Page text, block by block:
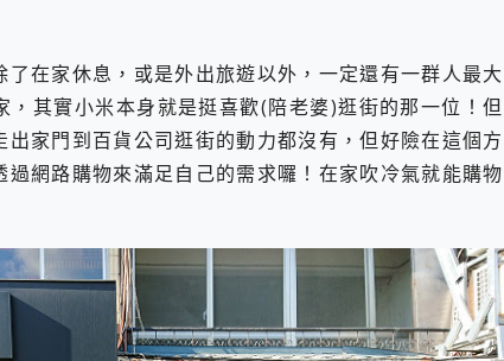
都能充 ONPRO MagReact M5 10000mAh 5合1 磁吸無線急
【電急便｜行動儲能救車電源】 可靠的旅行夥伴！帶給您
機超多用途「MSI微星 Modern MD272UPSW 27型」 4K
軍規、冰感變色實測，realme 14 5G 遊戲戰鬥值爆表，效能
、AirPods耳機 三個設備充電一起搞定 ONPRO
FreeArc」開放式耳掛耳機，無感配戴! 超穩超服貼，音質
競掌機 最完美的家 MSI Nest Docking Station 掌機專屬擴
中嘉寬頻 SoundBox 劇院串流盒 開箱 評測
機降臨~ vivo X200 Pro、vivo X200 就是這麼好拍
免費線上去聲器一鍵去除人聲 人聲 音樂分離 2024 消
工具分享~~ iToolab AnyGo 魔物獵人 Now飛人 ios教學 不
在家休息，或是外出旅遊以外，一定還有一群人最
，其實小米本身就是挺喜歡(陪老婆)逛街的那一位！
家門到百貨公司逛街的動力都沒有，但好險在這個
網路購物來滿足自己的需求囉！在家吹冷氣就能購物